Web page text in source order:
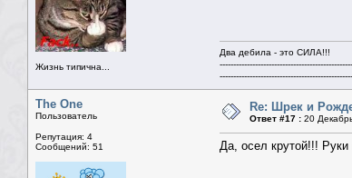
Жизнь типична...
Два дебила - это СИЛА!!!
The One
Пользователь
Репутация: 4
Сообщений: 51
Re: Шрек и
Ответ #17 : 20
Да, осел крутой!!! Руки